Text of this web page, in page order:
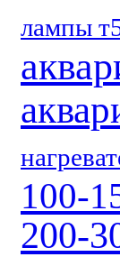
лампы
100-
200-